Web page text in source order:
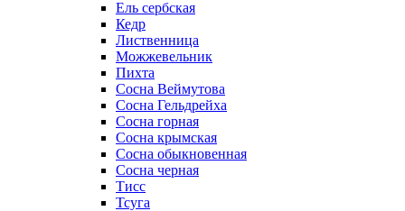
Ель сербская
Кедр
Лиственница
Можжевельник
Пихта
Сосна Веймутова
Сосна Гельдрейха
Сосна горная
Сосна крымская
Сосна обыкновенная
Сосна черная
Тисс
Тсуга